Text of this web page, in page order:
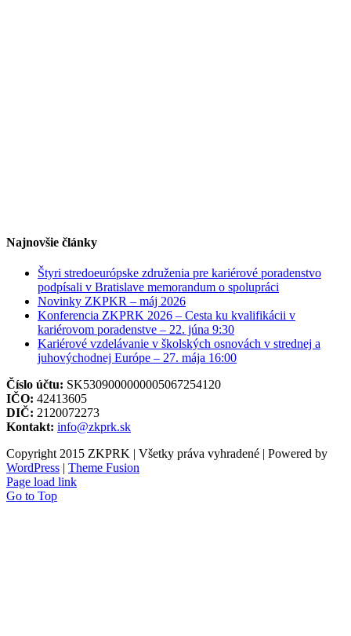
Najnovšie články
Štyri stredoeurópske združenia pre kariérové poradenstvo
podpísali v Bratislave memorandum o spolupráci
Novinky ZKPKR – máj 2026
Konferencia ZKPRK 2026 – Cesta ku kvalifikácii v
kariérovom poradenstve – 22. júna 9:30
Kariérové vzdelávanie v školských osnovách v strednej a
juhovýchodnej Európe – 27. mája 16:00
Číslo účtu: SK5309000000005067254120
IČO: 42413605
DIČ: 2120072273
Kontakt: info@zkprk.sk
Copyright 2015 ZKPRK | Všetky práva vyhradené | Powered by
WordPress | Theme Fusion
Page load link
Go to Top